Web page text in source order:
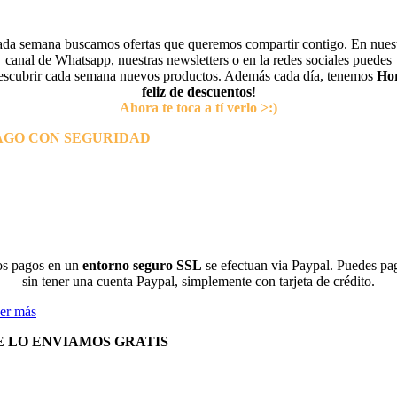
semana buscamos ofertas que queremos compartir contigo. En
canal de Whatsapp, nuestras newsletters o en la redes sociales puedes
cada semana nuevos productos. Además cada día, tenemos
feliz de descuentos!
Ahora te toca a tí verlo >:)
CON SEGURIDAD
pagos en un entorno seguro SSL se efectuan via Paypal. Puedes
sin tener una cuenta Paypal, simplemente con tarjeta de crédito.
más
LO ENVIAMOS GRATIS